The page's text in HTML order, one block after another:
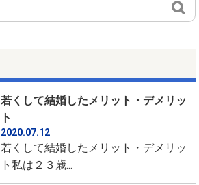
若くして結婚したメリット・デメリッ
ト
2020.07.12
若くして結婚したメリット・デメリッ
ト私は２３歳...